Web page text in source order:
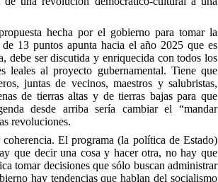
hecha por el gobierno para tomar la
13 puntos apunta hacia el año 2025 que es
debe ser discutida y enriquecida con todos los
leales al proyecto gubernamental. Tiene que
juntas de vecinos, maestros y salubristas,
de tierras altas y de tierras bajas para que
desde arriba sería cambiar el “mandar
revoluciones.
El programa (la política de Estado)
que decir una cosa y hacer otra, no hay que
tomar decisiones que sólo buscan administrar
hay tendencias que hablan del socialismo